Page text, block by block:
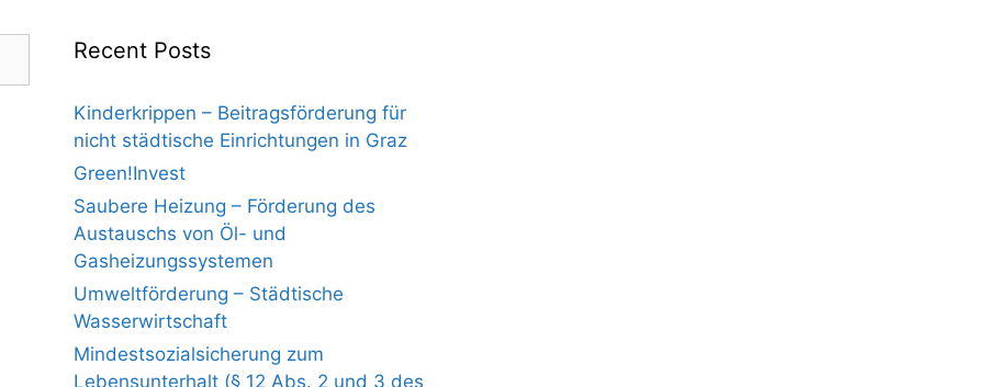
Recent Posts
Kinderkrippen – Beitragsförderung für
nicht städtische Einrichtungen in Graz
Green!Invest
Saubere Heizung – Förderung des
Austauschs von Öl- und
Gasheizungssystemen
Umweltförderung – Städtische
Wasserwirtschaft
Mindestsozialsicherung zum
Lebensunterhalt (§ 12 Abs. 2 und 3 des